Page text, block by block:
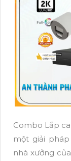
Combo Lắp
một giải
nhà xưởng